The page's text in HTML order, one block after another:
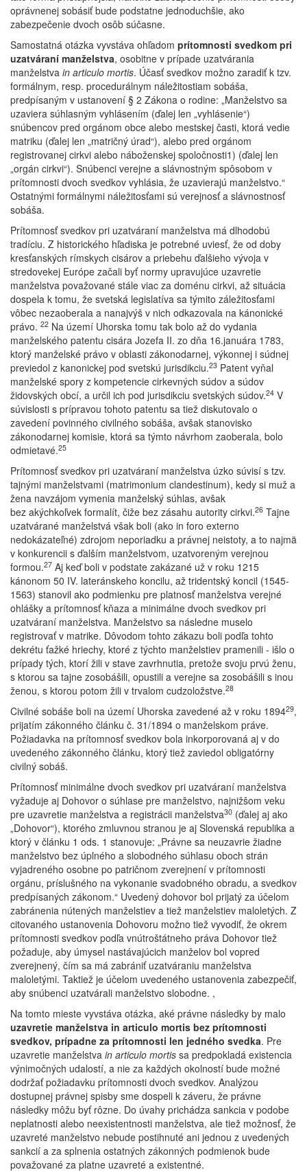
oprávnenej sobásiť bude podstatne jednoduchšie, ako
zabezpečenie dvoch osôb súčasne.
Samostatná otázka vyvstáva ohľadom prítomnosti svedkom pri
uzatváraní manželstva, osobitne v prípade uzatvárania
manželstva in articulo mortis. Účasť svedkov možno zaradiť k tzv.
formálnym, resp. procedurálnym náležitostiam sobáša,
predpísaným v ustanovení § 2 Zákona o rodine: „Manželstvo sa
uzaviera súhlasným vyhlásením (ďalej len „vyhlásenie“)
snúbencov pred orgánom obce alebo mestskej časti, ktorá vedie
matriku (ďalej len „matričný úrad“), alebo pred orgánom
registrovanej cirkvi alebo náboženskej spoločnosti1) (ďalej len
„orgán cirkvi“). Snúbenci verejne a slávnostným spôsobom v
prítomnosti dvoch svedkov vyhlásia, že uzavierajú manželstvo.“
Ostatnými formálnymi náležitosťami sú verejnosť a slávnostnosť
sobáša.
Prítomnosť svedkov pri uzatváraní manželstva má dlhodobú
tradíciu. Z historického hľadiska je potrebné uviesť, že od doby
kresťanských rímskych cisárov a priebehu ďalšieho vývoja v
stredovekej Európe začali byť normy upravujúce uzavretie
manželstva považované stále viac za doménu cirkvi, až situácia
dospela k tomu, že svetská legislatíva sa týmito záležitosťami
vôbec nezaoberala a nanajvýš v nich odkazovala na kánonické
právo. 22 Na území Uhorska tomu tak bolo až do vydania
manželského patentu cisára Jozefa II. zo dňa 16.januára 1783,
ktorý manželské právo v oblasti zákonodarnej, výkonnej i súdnej
previedol z kanonickej pod svetskú jurisdikciu.23 Patent vyňal
manželské spory z kompetencie cirkevných súdov a súdov
židovských obcí, a určil ich pod jurisdikciu svetských súdov.24 V
súvislosti s prípravou tohoto patentu sa tiež diskutovalo o
zavedení povinného civilného sobáša, avšak stanovisko
zákonodarnej komisie, ktorá sa týmto návrhom zaoberala, bolo
odmietavé.25
Prítomnosť svedkov pri uzatváraní manželstva úzko súvisí s tzv.
tajnými manželstvami (matrimonium clandestinum), kedy si muž a
žena navzájom vymenia manželský súhlas, avšak
bez akýchkoľvek formalít, čiže bez zásahu autority cirkvi.26 Tajne
uzatvárané manželstvá však boli (ako in foro externo
nedokázateľné) zdrojom neporiadku a právnej neistoty, a to najmä
v konkurencii s ďalším manželstvom, uzatvoreným verejnou
formou.27 Aj keď boli v podstate zakázané už v roku 1215
kánonom 50 IV. lateránskeho koncilu, až tridentský koncil (1545-
1563) stanovil ako podmienku pre platnosť manželstva verejné
ohlášky a prítomnosť kňaza a minimálne dvoch svedkov pri
uzatváraní manželstva. Manželstvo sa následne muselo
registrovať v matrike. Dôvodom tohto zákazu boli podľa tohto
dekrétu ťažké hriechy, ktoré z týchto manželstiev pramenili - išlo o
prípady tých, ktorí žili v stave zavrhnutia, pretože svoju prvú ženu,
s ktorou sa tajne zosobášili, opustili a verejne sa zosobášili s inou
ženou, s ktorou potom žili v trvalom cudzoložstve.28
Civilné sobáše boli na území Uhorska zavedené až v roku 189429,
prijatím zákonného článku č. 31/1894 o manželskom práve.
Požiadavka na prítomnosť svedkov bola inkorporovaná aj v do
uvedeného zákonného článku, ktorý tiež zaviedol obligatórny
civilný sobáš.
Prítomnosť minimálne dvoch svedkov pri uzatváraní manželstva
vyžaduje aj Dohovor o súhlase pre manželstvo, najnižšom veku
pre uzavretie manželstva a registrácii manželstva30 (ďalej aj ako
„Dohovor“), ktorého zmluvnou stranou je aj Slovenská republika a
ktorý v článku 1 ods. 1 stanovuje: „Právne sa neuzavrie žiadne
manželstvo bez úplného a slobodného súhlasu oboch strán
vyjadreného osobne po patričnom zverejnení v prítomnosti
orgánu, príslušného na vykonanie svadobného obradu, a svedkov
predpísaných zákonom.“ Uvedený dohovor bol prijatý za účelom
zabránenia nútených manželstiev a tiež manželstiev maloletých. Z
citovaného ustanovenia Dohovoru možno tiež vyvodiť, že okrem
prítomnosti svedkov podľa vnútroštátneho práva Dohovor tiež
požaduje, aby úmysel nastávajúcich manželov bol vopred
zverejnený, čím sa má zabrániť uzatváraniu manželstva
maloletými. Taktiež je účelom uvedeného ustanovenia zabezpečiť,
aby snúbenci uzatvárali manželstvo slobodne. ,
Na tomto mieste vyvstáva otázka, aké právne následky by malo
uzavretie manželstva in articulo mortis bez prítomnosti
svedkov, prípadne za prítomnosti len jedného svedka. Pre
uzavretie manželstva in articulo mortis sa predpokladá existencia
výnimočných udalostí, a nie za každých okolností bude možné
dodržať požiadavku prítomnosti dvoch svedkov. Analýzou
dostupnej právnej spisby sme dospeli k záveru, že právne
následky môžu byť rôzne. Do úvahy prichádza sankcia v podobe
neplatnosti alebo neexistentnosti manželstva, ale tiež možnosť, že
uzavreté manželstvo nebude postihnuté ani jednou z uvedených
sankcií a za splnenia ostatných zákonných podmienok bude
považované za platne uzavreté a existentné.